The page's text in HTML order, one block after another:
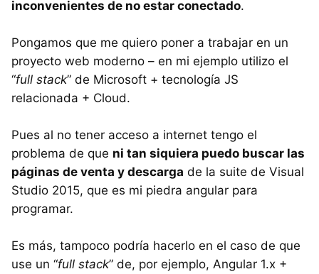
inconvenientes de no estar conectado.
Pongamos que me quiero poner a trabajar en un
proyecto web moderno – en mi ejemplo utilizo el
“full stack” de Microsoft + tecnología JS
relacionada + Cloud.
Pues al no tener acceso a internet tengo el
problema de que ni tan siquiera puedo buscar las
páginas de venta y descarga de la suite de Visual
Studio 2015, que es mi piedra angular para
programar.
Es más, tampoco podría hacerlo en el caso de que
use un “full stack” de, por ejemplo, Angular 1.x +